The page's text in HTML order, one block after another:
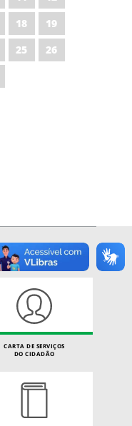
18
19
25
26
CARTA DE SERVIÇOS
DO CIDADÃO